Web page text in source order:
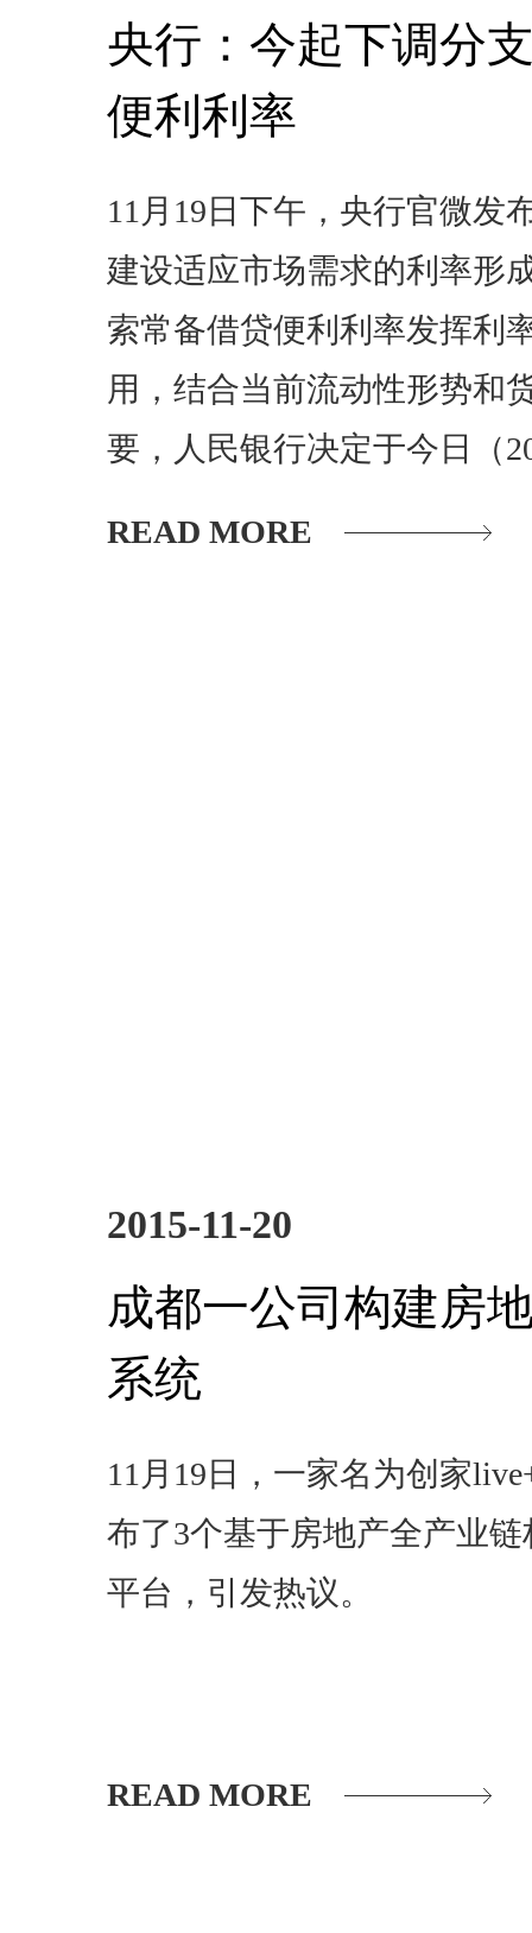
央行：今起下调分
便利利率
11月19日下午，央行官微发
建设适应市场需求的利率形
索常备借贷便利利率发挥利
用，结合当前流动性形势和
要，人民银行决定于今日（
READ MORE
2015-11-20
成都一公司构建房
系统
11月19日，一家名为创家
布了3个基于房地产全产业
平台，引发热议。
READ MORE